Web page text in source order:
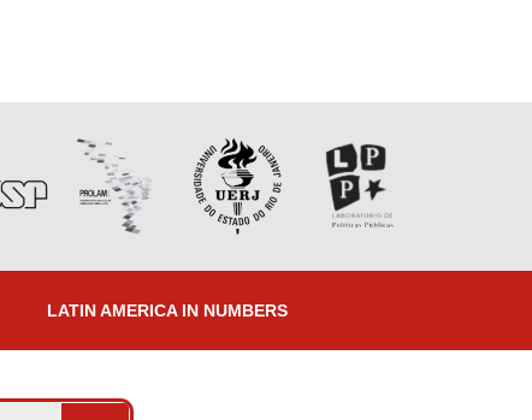
LATIN AMERICA IN NUMBERS